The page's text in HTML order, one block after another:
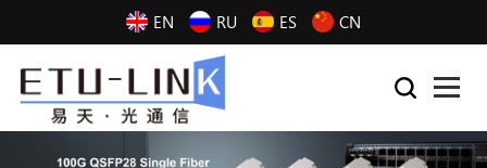
EN RU ES CN